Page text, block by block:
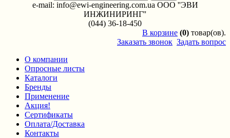
e-mail: info@ewi-engineering.com.ua ООО ''ЭВИ
ИНЖИНИРИНГ''
(044) 36-18-450
В корзине (0) товар(ов).
Заказать звонок Задать вопрос
О компании
Опросные листы
Каталоги
Бренды
Применение
Акция!
Сертификаты
Оплата/Доставка
Контакты